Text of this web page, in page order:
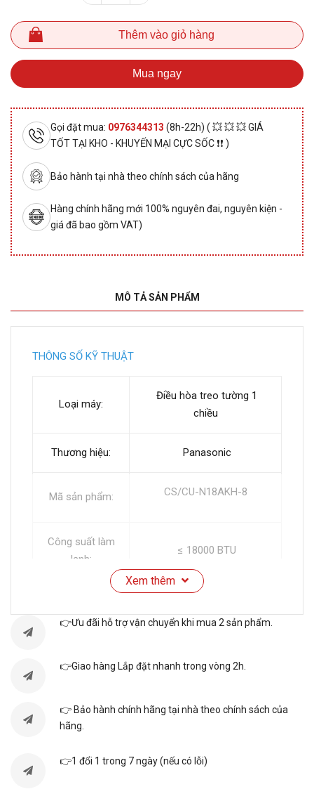
Thêm vào giỏ hàng
Mua ngay
Gọi đặt mua: 0976344313 (8h-22h) ( 💥 💥 💥 GIÁ
TỐT TẠI KHO - KHUYẾN MẠI CỰC SỐC ❗❗ )
Bảo hành tại nhà theo chính sách của hãng
Hàng chính hãng mới 100% nguyên đai, nguyên kiện -
giá đã bao gồm VAT)
MÔ TẢ SẢN PHẨM
THÔNG SỐ KỸ THUẬT
Loại máy:
Điều hòa treo tường 1
chiều
Thương hiệu: Panasonic
Mã sản phẩm: CS/CU-N18AKH-8
Công suất làm
lạnh:
≤ 18000 BTU
ấm:
quả
Từ 25m² đến dưới 35m²
Dòng sản phẩm: 2025
Xem thêm
👉Ưu đãi hỗ trợ vận chuyển khi mua 2 sản phẩm.
👉Giao hàng Lắp đặt nhanh trong vòng 2h.
👉 Bảo hành chính hãng tại nhà theo chính sách của
hãng.
👉1 đổi 1 trong 7 ngày (nếu có lỗi)